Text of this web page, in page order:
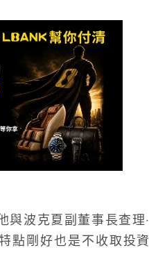
與波克夏副董事長查理‧
點剛好也是不收取投資